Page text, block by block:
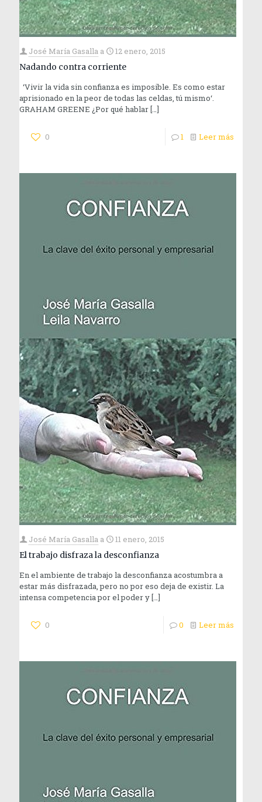
José María Gasalla a
12 enero, 2015
Nadando contra corriente
‘Vivir la vida sin confianza es imposible. Es como estar
aprisionado en la peor de todas las celdas, tú mismo‘.
GRAHAM GREENE ¿Por qué hablar[…]
0 1 Leer más
José María Gasalla a
11 enero, 2015
El trabajo disfraza la desconfianza
En el ambiente de trabajo la desconfianza acostumbra a
estar más disfrazada, pero no por eso deja de existir. La
intensa competencia por el poder y[…]
0 0 Leer más